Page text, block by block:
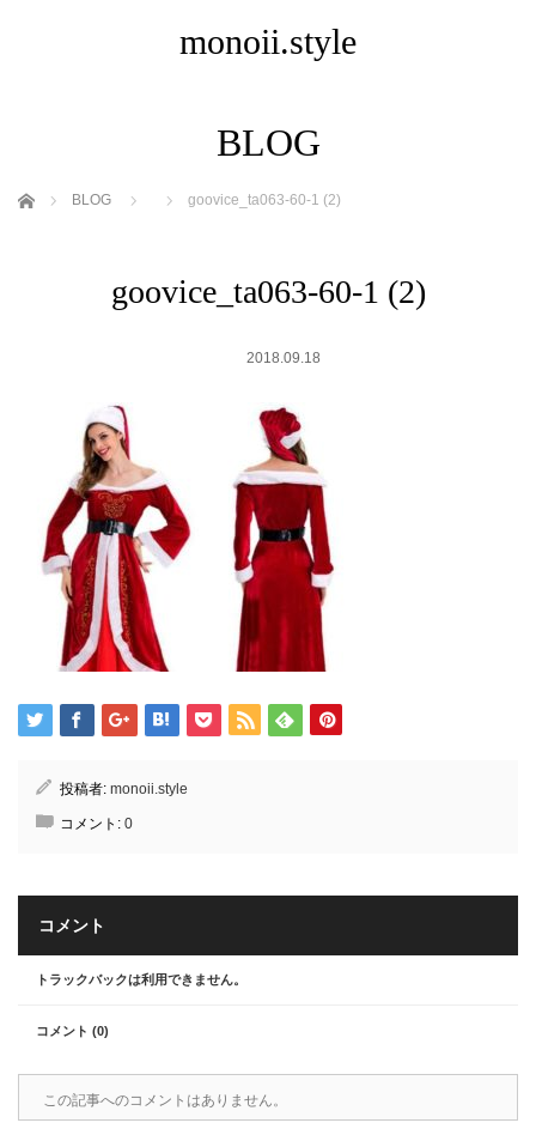
monoii.style
BLOG
ホーム BLOG goovice_ta063-60-1 (2)
goovice_ta063-60-1 (2)
2018.09.18
投稿者: monoii.style
コメント: 0
コメント
トラックバックは利用できません。
コメント (0)
この記事へのコメントはありません。